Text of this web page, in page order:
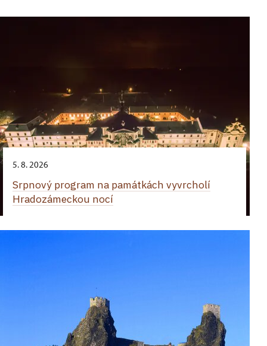
5. 8. 2026
Srpnový program na památkách vyvrcholí
Hradozámeckou nocí